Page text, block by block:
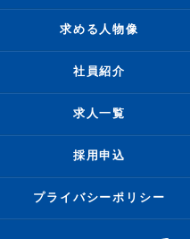
求める人物像
社員紹介
求人一覧
採用申込
プライバシーポリシー